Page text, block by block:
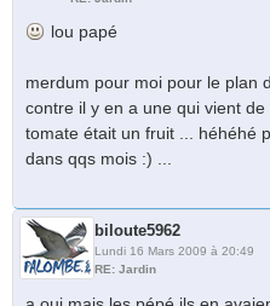
lou papé
merdum pour moi pour le plan
contre il y en a une qui vient
tomate était un fruit ... héhéhé
dans qqs mois :) ...
biloute5962
Lundi 16 Mars 2009 à 20:49
RE: Jardin